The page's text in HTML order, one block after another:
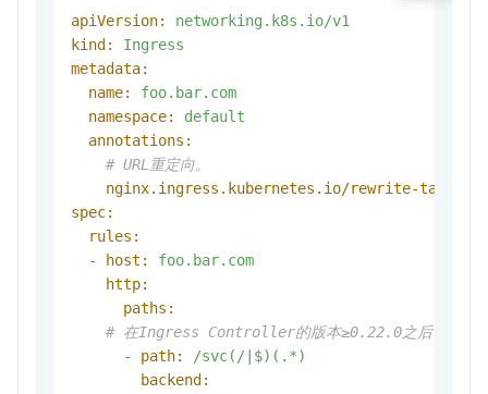
apiVersion:
networking.k8s.io/v1
kind:
Ingress
metadata:
name:
foo.bar.com
namespace:
default
annotations:
# URL重定向。
nginx.ingress.kubernetes.io/rewrite-target:
spec:
rules:
-
host:
foo.bar.com
http:
paths:
# 在Ingress Controller的版本≥0.22.0之后，path
-
path:
/svc(/|$)(.*)
backend: